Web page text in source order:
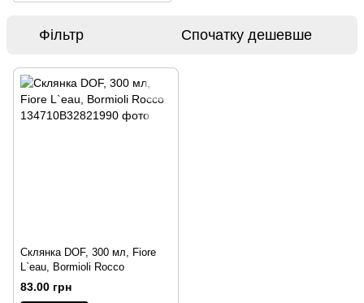
Фільтр Спочатку дешевше
Склянка DOF, 300 мл, Fiore
L`eau, Bormioli Rocco
83.00 грн